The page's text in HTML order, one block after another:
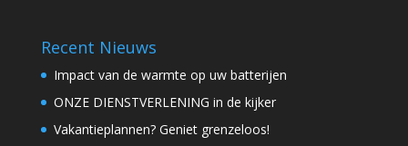
Recent Nieuws
Impact van de warmte op uw batterijen
ONZE DIENSTVERLENING in de kijker
Vakantieplannen? Geniet grenzeloos!